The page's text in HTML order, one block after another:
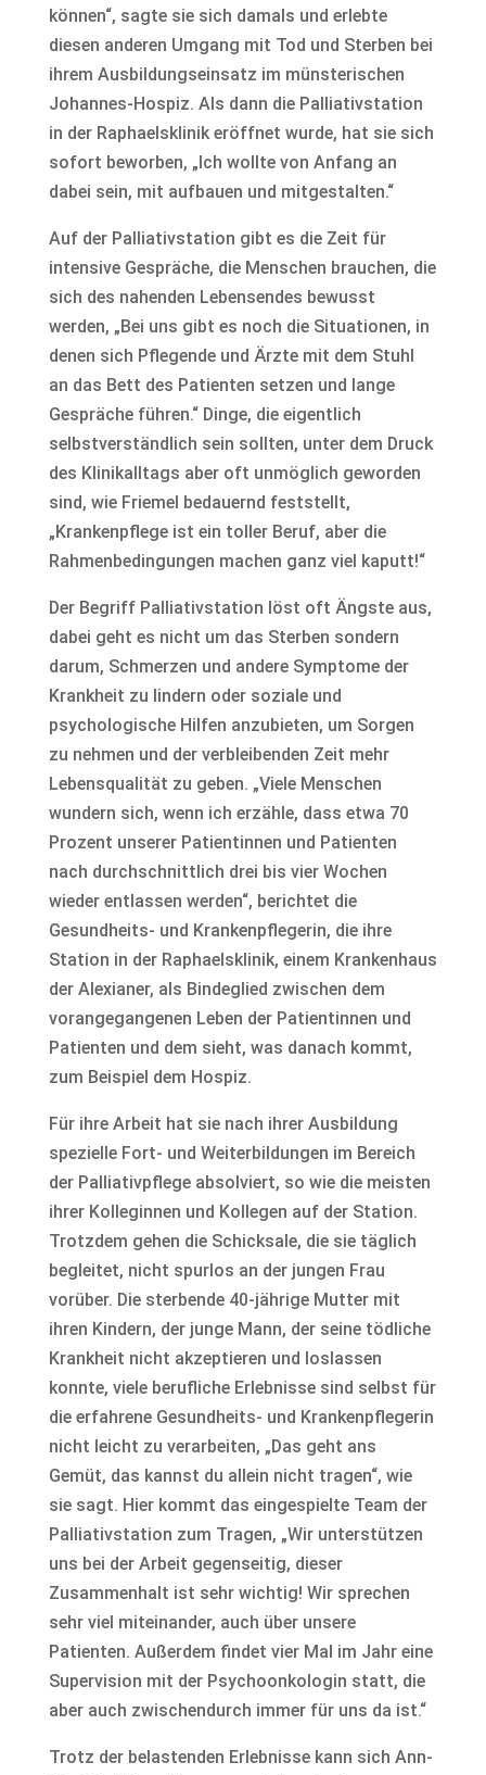
können“, sagte sie sich damals und erlebte
diesen anderen Umgang mit Tod und Sterben bei
ihrem Ausbildungseinsatz im münsterischen
Johannes-Hospiz. Als dann die Palliativstation
in der Raphaelsklinik eröffnet wurde, hat sie sich
sofort beworben, „Ich wollte von Anfang an
dabei sein, mit aufbauen und mitgestalten.“
Auf der Palliativstation gibt es die Zeit für
intensive Gespräche, die Menschen brauchen, die
sich des nahenden Lebensendes bewusst
werden, „Bei uns gibt es noch die Situationen, in
denen sich Pflegende und Ärzte mit dem Stuhl
an das Bett des Patienten setzen und lange
Gespräche führen.“ Dinge, die eigentlich
selbstverständlich sein sollten, unter dem Druck
des Klinikalltags aber oft unmöglich geworden
sind, wie Friemel bedauernd feststellt,
„Krankenpflege ist ein toller Beruf, aber die
Rahmenbedingungen machen ganz viel kaputt!“
Der Begriff Palliativstation löst oft Ängste aus,
dabei geht es nicht um das Sterben sondern
darum, Schmerzen und andere Symptome der
Krankheit zu lindern oder soziale und
psychologische Hilfen anzubieten, um Sorgen
zu nehmen und der verbleibenden Zeit mehr
Lebensqualität zu geben. „Viele Menschen
wundern sich, wenn ich erzähle, dass etwa 70
Prozent unserer Patientinnen und Patienten
nach durchschnittlich drei bis vier Wochen
wieder entlassen werden“, berichtet die
Gesundheits- und Krankenpflegerin, die ihre
Station in der Raphaelsklinik, einem Krankenhaus
der Alexianer, als Bindeglied zwischen dem
vorangegangenen Leben der Patientinnen und
Patienten und dem sieht, was danach kommt,
zum Beispiel dem Hospiz.
Für ihre Arbeit hat sie nach ihrer Ausbildung
spezielle Fort- und Weiterbildungen im Bereich
der Palliativpflege absolviert, so wie die meisten
ihrer Kolleginnen und Kollegen auf der Station.
Trotzdem gehen die Schicksale, die sie täglich
begleitet, nicht spurlos an der jungen Frau
vorüber. Die sterbende 40-jährige Mutter mit
ihren Kindern, der junge Mann, der seine tödliche
Krankheit nicht akzeptieren und loslassen
konnte, viele berufliche Erlebnisse sind selbst für
die erfahrene Gesundheits- und Krankenpflegerin
nicht leicht zu verarbeiten, „Das geht ans
Gemüt, das kannst du allein nicht tragen“, wie
sie sagt. Hier kommt das eingespielte Team der
Palliativstation zum Tragen, „Wir unterstützen
uns bei der Arbeit gegenseitig, dieser
Zusammenhalt ist sehr wichtig! Wir sprechen
sehr viel miteinander, auch über unsere
Patienten. Außerdem findet vier Mal im Jahr eine
Supervision mit der Psychoonkologin statt, die
aber auch zwischendurch immer für uns da ist.“
Trotz der belastenden Erlebnisse kann sich Ann-